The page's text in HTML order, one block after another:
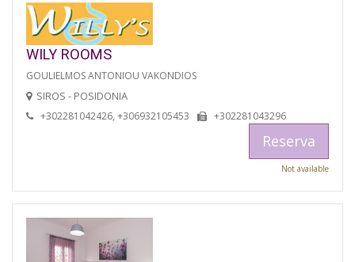
WILY ROOMS
GOULIELMOS ANTONIOU VAKONDIOS
SIROS - POSIDONIA
+302281042426, +306932105453 +302281043296
Reserva
Not available